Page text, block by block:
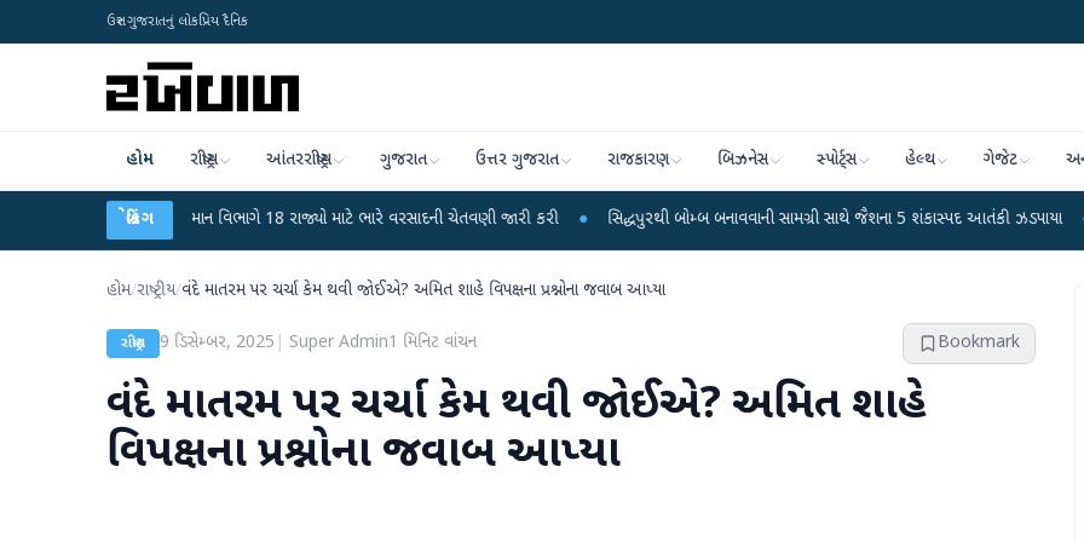
ઉત્તર ગુજરાતનું લોકપ્રિય દૈનિક
હોમ રાષ્ટ્રીય આંતરરાષ્ટ્રીય ગુજરાત ઉત્તર ગુજરાત રાજકારણ બિઝનેસ સ્પોર્ટ્સ હેલ્થ ગેજેટ
બ્રેકિંગ
હવામાન વિભાગે 18 રાજ્યો માટે ભારે વરસાદની ચેતવણી જારી કરી ● સિદ્ધપુરથી બોમ્બ બનાવવાની સામગ્રી સાથે જૈશના 5 શંકાસ્પદ આતંકી ઝડપાયા ● પીએમ
હોમ/રાષ્ટ્રીય/વંદે માતરમ પર ચર્ચા કેમ થવી જોઈએ? અમિત શાહે વિપક્ષના પ્રશ્નોના જવાબ આપ્યા
રાષ્ટ્રીય 9 ડિસેમ્બર, 2025 Super Admin1 મિનિટ વાંચન Bookmark
વંદે માતરમ પર ચર્ચા કેમ થવી જોઈએ? અમિત શાહે
વિપક્ષના પ્રશ્નોના જવાબ આપ્યા